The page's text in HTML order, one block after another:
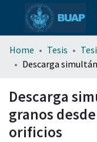
Home Tesis
Descarga
granos
orificios